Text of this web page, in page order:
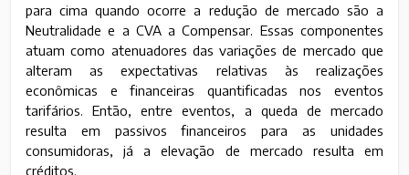
para cima quando ocorre a redução de mercado são a
Neutralidade e a CVA a Compensar. Essas componentes
atuam como atenuadores das variações de mercado que
alteram as expectativas relativas às realizações
econômicas e financeiras quantificadas nos eventos
tarifários. Então, entre eventos, a queda de mercado
resulta em passivos financeiros para as unidades
consumidoras, já a elevação de mercado resulta em
créditos.